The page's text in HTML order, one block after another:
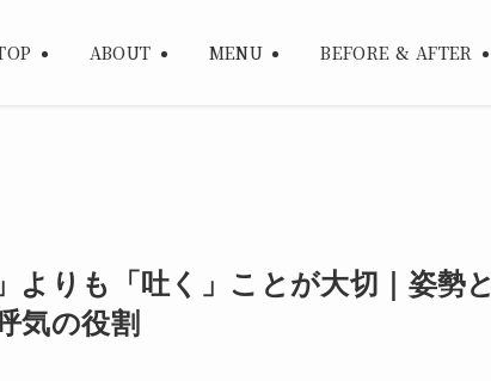
ABOUT MENU BEFORE & AFTER
よりも「吐く」ことが大切｜姿勢と
気の役割